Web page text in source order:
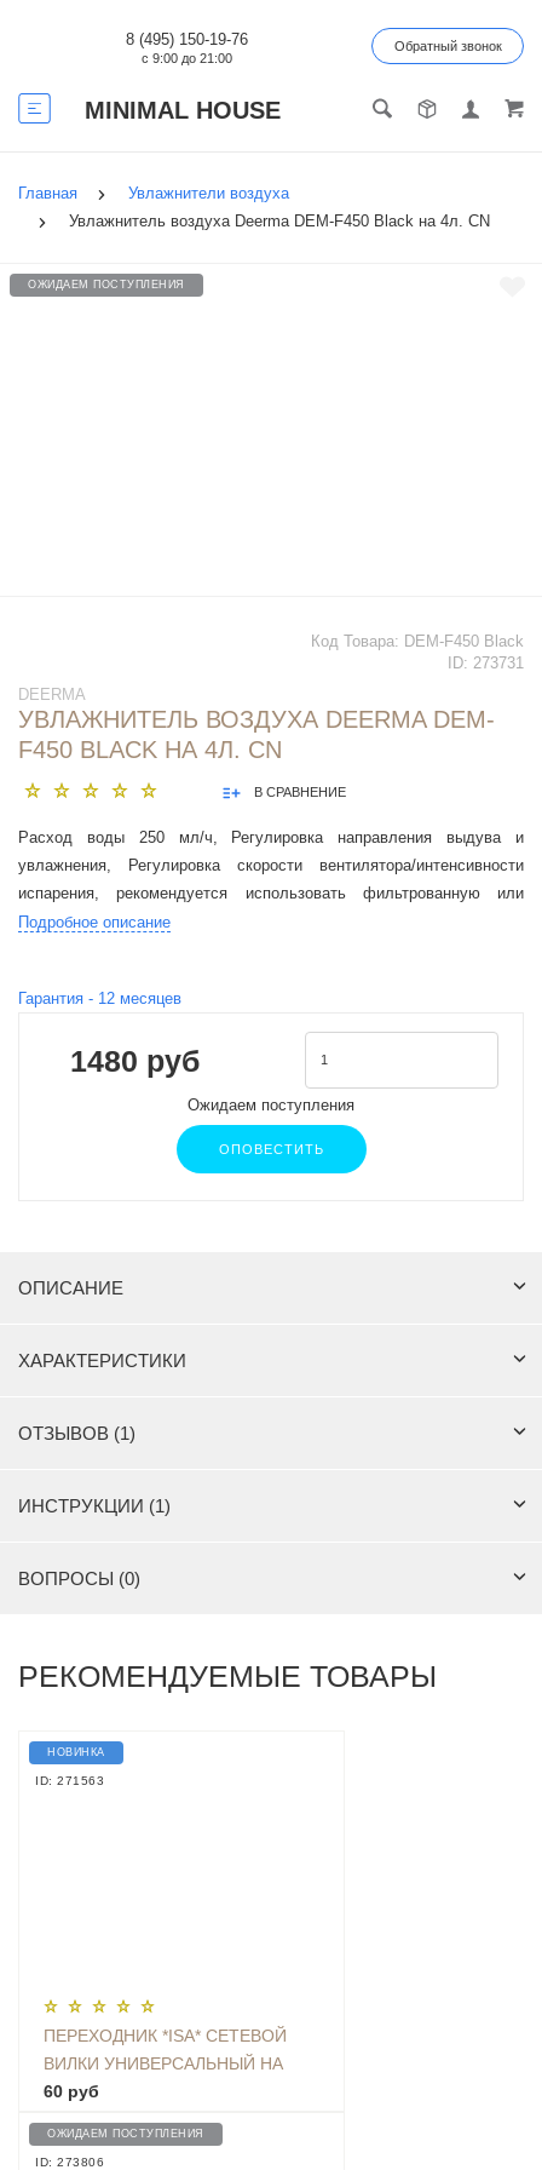
MINIMAL HOUSE
8 (495) 150-19-76
с 9:00 до 21:00
Обратный звонок
Главная
Увлажнители воздуха
Увлажнитель воздуха Deerma DEM-F450 Black на 4л. CN
ОЖИДАЕМ ПОСТУПЛЕНИЯ
Код Товара: DEM-F450 Black
ID: 273731
DEERMA
УВЛАЖНИТЕЛЬ ВОЗДУХА DEERMA DEM-
F450 BLACK НА 4Л. CN
В СРАВНЕНИЕ
Расход воды 250 мл/ч, Регулировка направления выдува и
увлажнения, Регулировка скорости вентилятора/интенсивности
испарения, рекомендуется использовать фильтрованную или
дистиллированную воду, Ультразвуковой тип увлажнителя
Подробное описание
Гарантия - 12 месяцев
1480 руб
Ожидаем поступления
ОПОВЕСТИТЬ
ОПИСАНИЕ
ХАРАКТЕРИСТИКИ
ОТЗЫВОВ (1)
ИНСТРУКЦИИ (1)
ВОПРОСЫ (0)
РЕКОМЕНДУЕМЫЕ ТОВАРЫ
НОВИНКА
ID: 271563
ПЕРЕХОДНИК *ISA* СЕТЕВОЙ
ВИЛКИ УНИВЕРСАЛЬНЫЙ НА
ЕВРО С ЗАЗЕМЛЕНИЕМ KT-168
60 руб
ОЖИДАЕМ ПОСТУПЛЕНИЯ
ID: 273806